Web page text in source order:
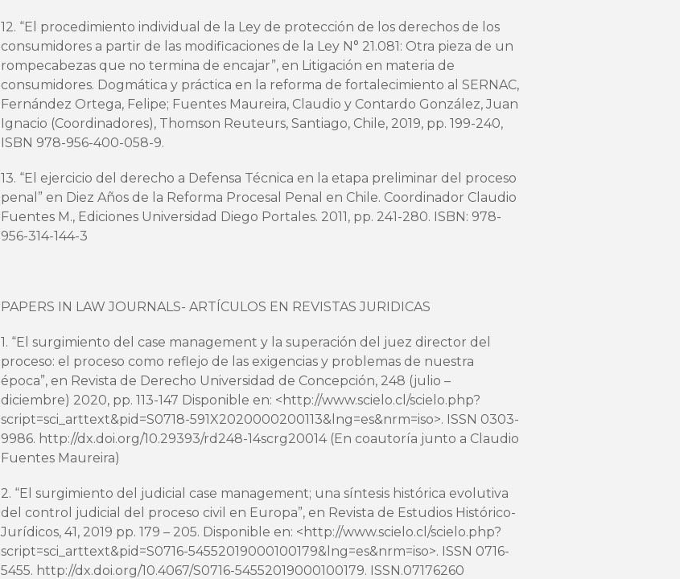
12. “El procedimiento individual de la Ley de protección de los derechos de los
consumidores a partir de las modificaciones de la Ley N° 21.081: Otra pieza de un
rompecabezas que no termina de encajar”, en Litigación en materia de
consumidores. Dogmática y práctica en la reforma de fortalecimiento al SERNAC,
Fernández Ortega, Felipe; Fuentes Maureira, Claudio y Contardo González, Juan
Ignacio (Coordinadores), Thomson Reuteurs, Santiago, Chile, 2019, pp. 199-240,
ISBN 978-956-400-058-9.
13. “El ejercicio del derecho a Defensa Técnica en la etapa preliminar del proceso
penal” en Diez Años de la Reforma Procesal Penal en Chile. Coordinador Claudio
Fuentes M., Ediciones Universidad Diego Portales. 2011, pp. 241-280. ISBN: 978-
956-314-144-3
PAPERS IN LAW JOURNALS- ARTÍCULOS EN REVISTAS JURIDICAS
1. “El surgimiento del case management y la superación del juez director del
proceso: el proceso como reflejo de las exigencias y problemas de nuestra
época”, en Revista de Derecho Universidad de Concepción, 248 (julio –
diciembre) 2020, pp. 113-147 Disponible en: <http://www.scielo.cl/scielo.php?
script=sci_arttext&pid=S0718-591X2020000200113&lng=es&nrm=iso>. ISSN 0303-
9986. http://dx.doi.org/10.29393/rd248-14scrg20014(En coautoría junto a Claudio
Fuentes Maureira)
2. “El surgimiento del judicial case management; una síntesis histórica evolutiva
del control judicial del proceso civil en Europa”, en Revista de Estudios Histórico-
Jurídicos, 41, 2019 pp. 179 – 205. Disponible en: < http://www.scielo.cl/scielo.php?
script=sci_arttext&pid=S0716-54552019000100179&lng=es&nrm=iso>. ISSN 0716-
5455. http://dx.doi.org/10.4067/S0716-54552019000100179. ISSN.07176260